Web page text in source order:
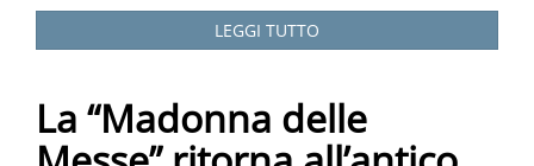
LEGGI TUTTO
La “Madonna delle